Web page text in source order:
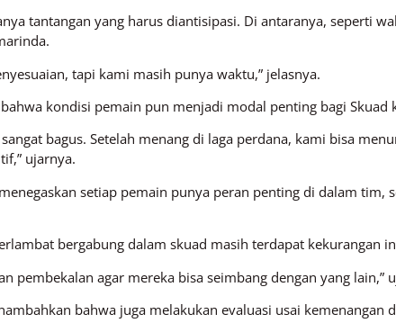
tantangan yang harus diantisipasi. Di antaranya, seperti
tapi kami masih punya waktu,” jelasnya.
kondisi pemain pun menjadi modal penting bagi Skuad
bagus. Setelah menang di laga perdana, kami bisa
ujarnya.
setiap pemain punya peran penting di dalam tim,
bergabung dalam skuad masih terdapat kekurangan
pembekalan agar mereka bisa seimbang dengan yang lain,”
bahwa juga melakukan evaluasi usai kemenangan